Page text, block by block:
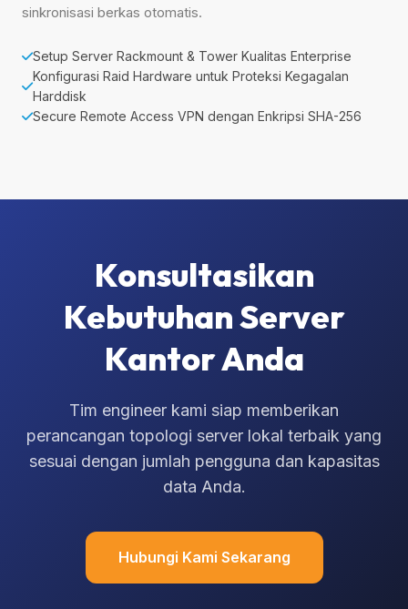
sinkronisasi berkas otomatis.
Setup Server Rackmount & Tower Kualitas Enterprise
Konfigurasi Raid Hardware untuk Proteksi Kegagalan
Harddisk
Secure Remote Access VPN dengan Enkripsi SHA-256
Konsultasikan
Kebutuhan Server
Kantor Anda
Tim engineer kami siap memberikan
perancangan topologi server lokal terbaik yang
sesuai dengan jumlah pengguna dan kapasitas
data Anda.
Hubungi Kami Sekarang